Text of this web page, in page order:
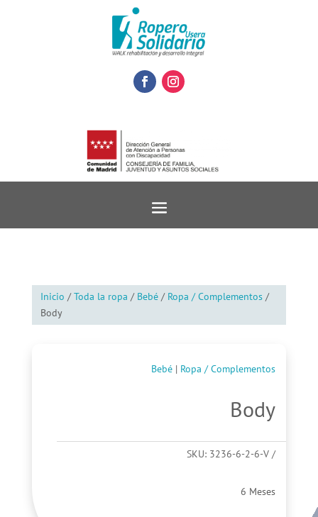
Inicio /Toda la ropa / Bebé/ Ropa / Complementos/
Body
Bebé | Ropa / Complementos
Body
SKU: 3236-6-2-6-V
6 Meses